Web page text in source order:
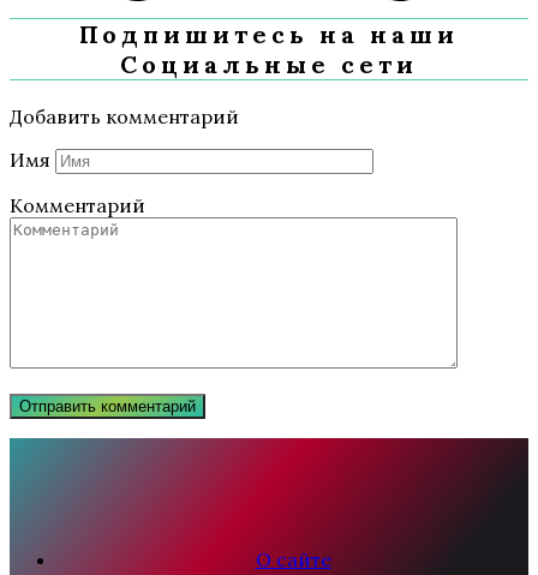
Подпишитесь на наши
Социальные сети
Добавить комментарий
Имя
Комментарий
О сайте